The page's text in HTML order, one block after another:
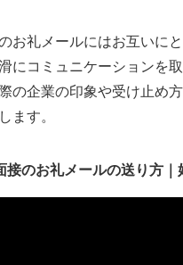
お礼メールにはお互いに
にコミュニケーションを
の企業の印象や受け止め
ます。
接のお礼メールの送り方